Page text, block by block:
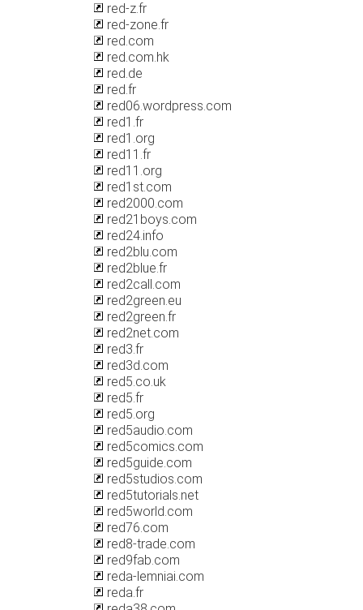
red-z.fr
red-zone.fr
red.com
red.com.hk
red.de
red.fr
red06.wordpress.com
red1.fr
red1.org
red11.fr
red11.org
red1st.com
red2000.com
red21boys.com
red24.info
red2blu.com
red2blue.fr
red2call.com
red2green.eu
red2green.fr
red2net.com
red3.fr
red3d.com
red5.co.uk
red5.fr
red5.org
red5audio.com
red5comics.com
red5guide.com
red5studios.com
red5tutorials.net
red5world.com
red76.com
red8-trade.com
red9fab.com
reda-lemniai.com
reda.fr